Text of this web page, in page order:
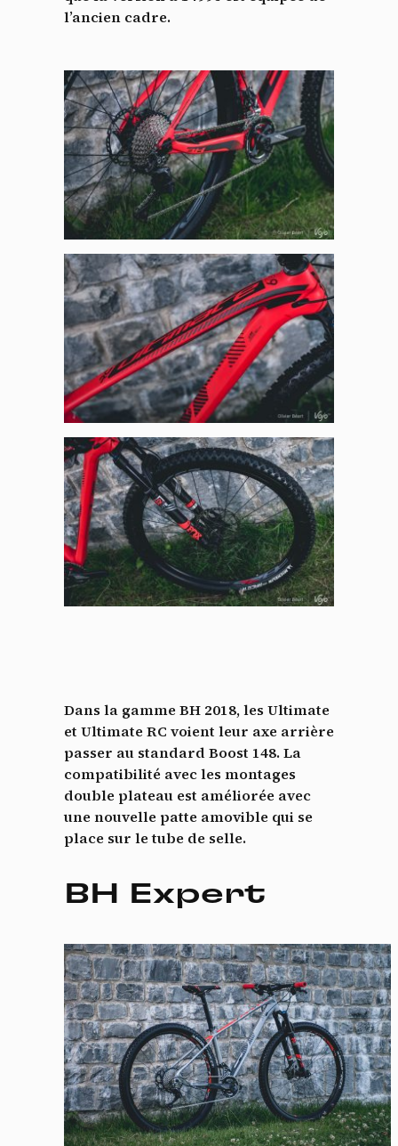
l’ancien cadre.
Dans la gamme BH 2018, les Ultimate
et Ultimate RC voient leur axe arrière
passer au standard Boost 148. La
compatibilité avec les montages
double plateau est améliorée avec
une nouvelle patte amovible qui se
place sur le tube de selle.
BH Expert